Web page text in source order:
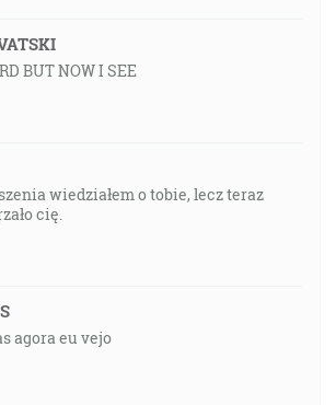
BUT NOW I SEE
wiedziałem o tobie, lecz teraz
cię.
agora eu vejo